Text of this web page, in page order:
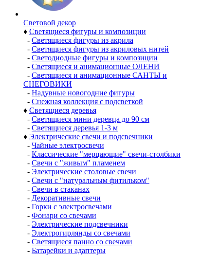
Световой декор
♦ Светящиеся фигуры и композиции
- Светящиеся фигуры из акрила
- Светящиеся фигуры из акриловых нитей
- Светодиодные фигуры и композиции
- Светящиеся и анимационные ОЛЕНИ
- Светящиеся и анимационные САНТЫ и
СНЕГОВИКИ
- Надувные новогодние фигуры
- Снежная коллекция с подсветкой
♦ Светящиеся деревья
- Светящиеся мини деревца до 90 см
- Светящиеся деревья 1-3 м
♦ Электрические свечи и подсвечники
- Чайные электросвечи
- Классические "мерцающие" свечи-столбики
- Свечи с "живым" пламенем
- Электрические столовые свечи
- Свечи с "натуральным фитильком"
- Свечи в стаканах
- Декоративные свечи
- Горки с электросвечами
- Фонари со свечами
- Электрические подсвечники
- Электрогирлянды со свечами
- Светящиеся панно со свечами
- Батарейки и адаптеры